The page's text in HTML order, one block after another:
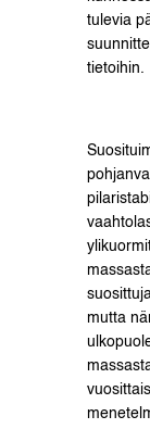
tulevia
tietoihin.
mutta